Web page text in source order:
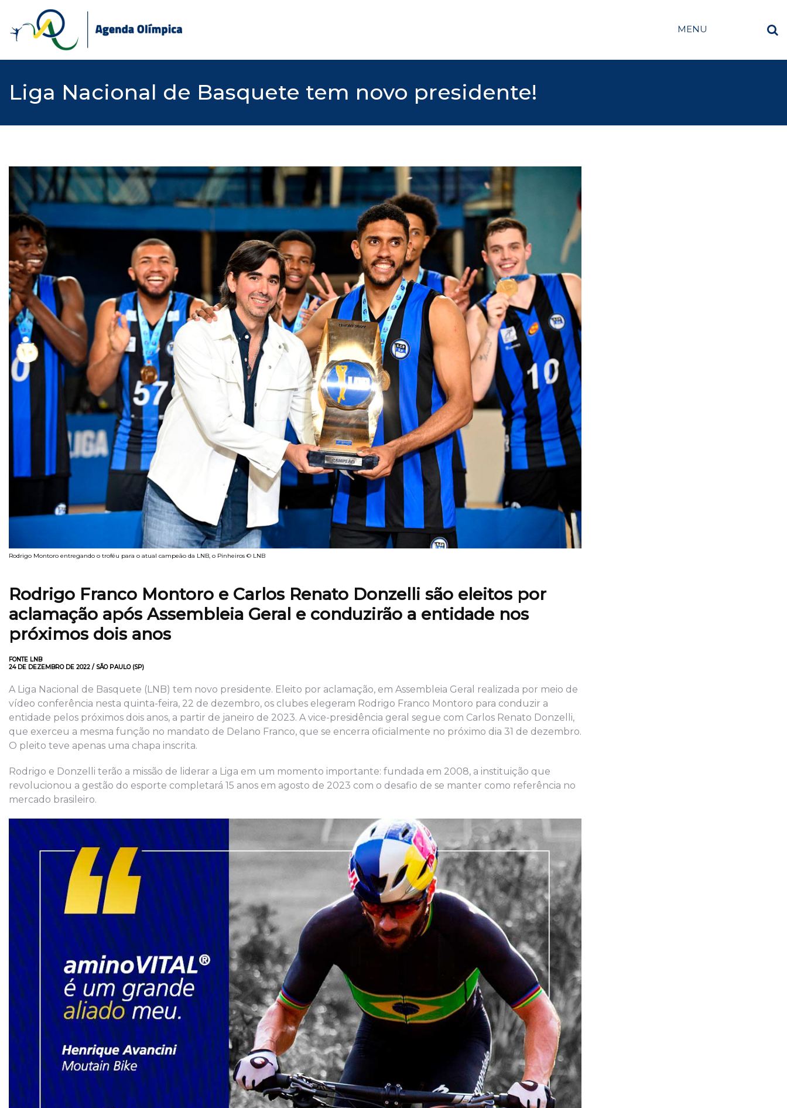
content
MENU
Liga Nacional de Basquete tem novo presidente!
Rodrigo Montoro entregando o troféu para o atual campeão da LNB, o Pinheiros © LNB
Rodrigo Franco Montoro e Carlos Renato Donzelli são eleitos por
aclamação após Assembleia Geral e conduzirão a entidade nos
próximos dois anos
FONTE LNB
24 DE DEZEMBRO DE 2022 / SÃO PAULO (SP)
A Liga Nacional de Basquete (LNB) tem novo presidente. Eleito por aclamação, em Assembleia Geral realizada por meio de
vídeo conferência nesta quinta-feira, 22 de dezembro, os clubes elegeram Rodrigo Franco Montoro para conduzir a
entidade pelos próximos dois anos, a partir de janeiro de 2023. A vice-presidência geral segue com Carlos Renato Donzelli,
que exerceu a mesma função no mandato de Delano Franco, que se encerra oficialmente no próximo dia 31 de dezembro.
O pleito teve apenas uma chapa inscrita.
Rodrigo e Donzelli terão a missão de liderar a Liga em um momento importante: fundada em 2008, a instituição que
revolucionou a gestão do esporte completará 15 anos em agosto de 2023 com o desafio de se manter como referência no
mercado brasileiro.